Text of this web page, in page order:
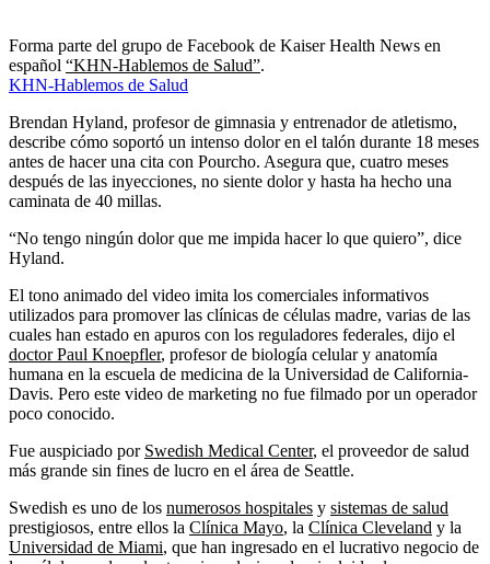
Forma parte del grupo de Facebook de Kaiser Health News en
español “KHN-Hablemos de Salud”.
KHN-Hablemos de Salud
Brendan Hyland, profesor de gimnasia y entrenador de atletismo,
describe cómo soportó un intenso dolor en el talón durante 18 meses
antes de hacer una cita con Pourcho. Asegura que, cuatro meses
después de las inyecciones, no siente dolor y hasta ha hecho una
caminata de 40 millas.
“No tengo ningún dolor que me impida hacer lo que quiero”, dice
Hyland.
El tono animado del video imita los comerciales informativos
utilizados para promover las clínicas de células madre, varias de las
cuales han estado en apuros con los reguladores federales, dijo el
doctor Paul Knoepfler, profesor de biología celular y anatomía
humana en la escuela de medicina de la Universidad de California-
Davis. Pero este video de marketing no fue filmado por un operador
poco conocido.
Fue auspiciado por Swedish Medical Center, el proveedor de salud
más grande sin fines de lucro en el área de Seattle.
Swedish es uno de los numerosos hospitales y sistemas de salud
prestigiosos, entre ellos la Clínica Mayo, la Clínica Cleveland y la
Universidad de Miami, que han ingresado en el lucrativo negocio de